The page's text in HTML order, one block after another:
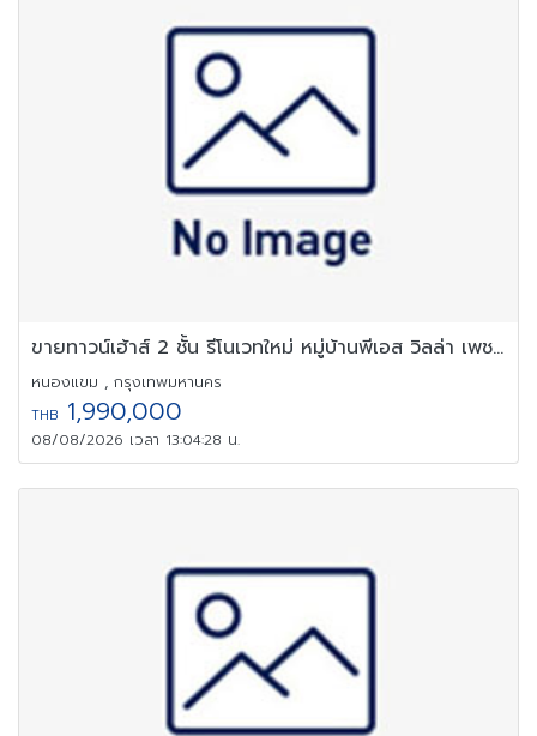
ขายทาวน์เฮ้าส์ 2 ชั้น รีโนเวทใหม่ หมู่บ้านพีเอส วิลล่า เพชรเกษม69
หนองแขม , กรุงเทพมหานคร
THB 1,990,000
08/08/2026 เวลา 13:04:28 น.